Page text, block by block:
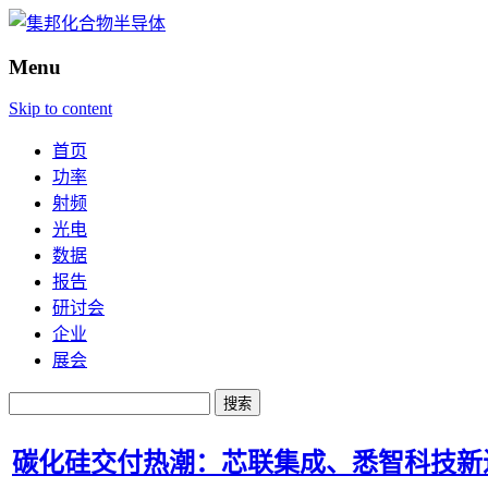
Menu
Skip to content
首页
功率
射频
光电
数据
报告
研讨会
企业
展会
碳化硅交付热潮：芯联集成、悉智科技